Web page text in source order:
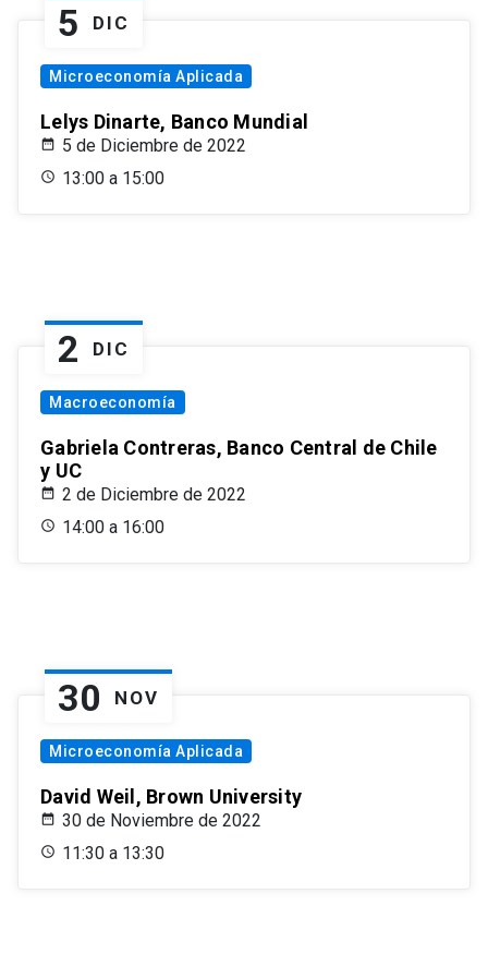
5 DIC
Microeconomía Aplicada
Lelys Dinarte, Banco Mundial
5 de Diciembre de 2022
13:00 a 15:00
2 DIC
Macroeconomía
Gabriela Contreras, Banco Central de Chile
y UC
2 de Diciembre de 2022
14:00 a 16:00
30 NOV
Microeconomía Aplicada
David Weil, Brown University
30 de Noviembre de 2022
11:30 a 13:30